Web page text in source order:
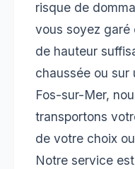
risque de
vous soyez garé
de hauteur
chaussée ou sur
Fos-sur-Mer,
transportons
de votre choix
Notre service